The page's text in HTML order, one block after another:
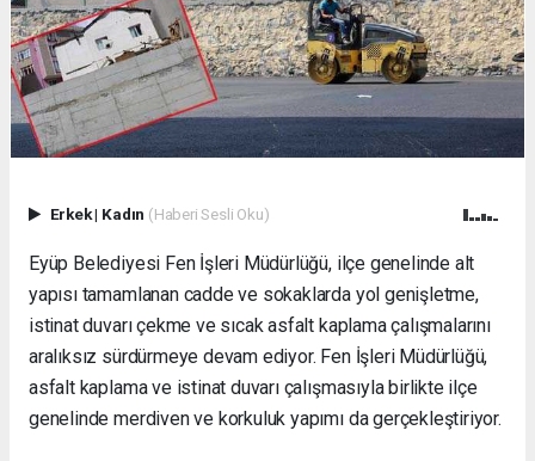
Erkek| Kadın (Haberi Sesli Oku)
Eyüp Belediyesi Fen İşleri Müdürlüğü, ilçe genelinde alt
yapısı tamamlanan cadde ve sokaklarda yol genişletme,
istinat duvarı çekme ve sıcak asfalt kaplama çalışmalarını
aralıksız sürdürmeye devam ediyor. Fen İşleri Müdürlüğü,
asfalt kaplama ve istinat duvarı çalışmasıyla birlikte ilçe
genelinde merdiven ve korkuluk yapımı da gerçekleştiriyor.